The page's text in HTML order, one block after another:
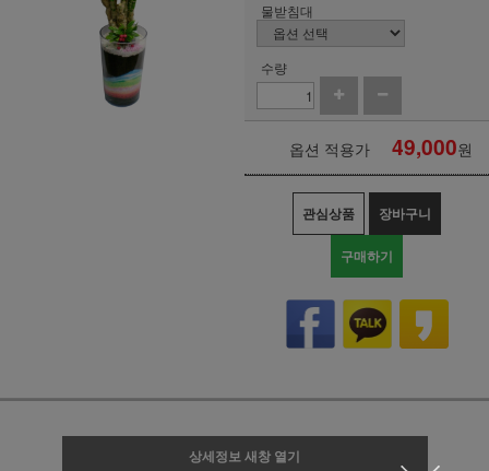
물받침대
수량
옵션 적용가 49,000원
관심상품 장바구니
구매하기
상세정보 새창 열기